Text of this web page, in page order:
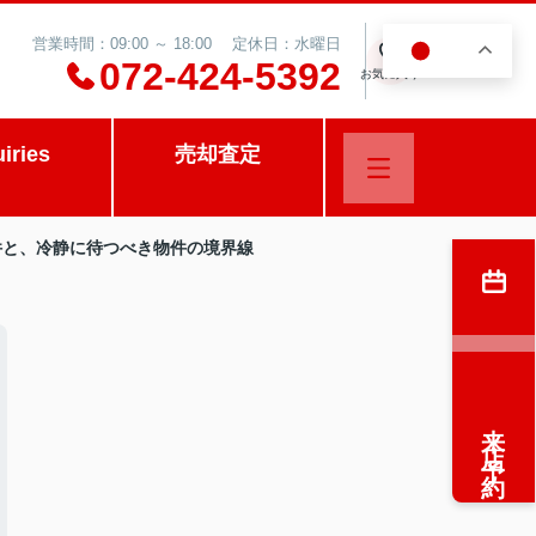
営業時間：09:00 ～ 18:00 定休日：水曜日
072-424-5392 お気に入り
売却査定
、冷静に待つべき物件の境界線
来店予約